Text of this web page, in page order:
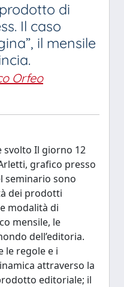
di
Il caso
il mensile
Orfeo
svolto Il giorno 12
grafico presso
seminario sono
dei prodotti
modalità di
mensile, le
dell’editoria.
le regole e i
attraverso la
editoriale; il